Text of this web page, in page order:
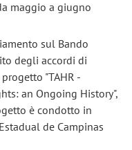
maggio a giugno
sul Bando
degli accordi di
"TAHR -
an Ongoing History",
è condotto in
de Campinas